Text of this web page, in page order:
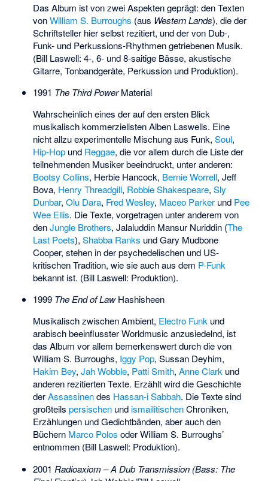
Das Album ist von zwei Aspekten geprägt: den Texten
vonWilliam S. Burroughs (aus Western Lands), die der
Schriftsteller hier selbst rezitiert, und der von Dub-,
Funk- und Perkussions-Rhythmen getriebenen Musik.
(Bill Laswell: 4-, 6- und 8-saitige Bässe, akustische
Gitarre, Tonbandgeräte, Perkussion und Produktion).
1991 The Third PowerMaterial
Wahrscheinlich eines der auf den ersten Blick
musikalisch kommerziellsten Alben Laswells. Eine
nicht allzu experimentelle Mischung aus Funk, Soul,
Hip-Hopund Reggae, die vor allem durch die Liste der
teilnehmenden Musiker beeindruckt, unter anderen:
Bootsy Collins, Herbie Hancock, Bernie Worrell, Jeff
Bova, Henry Threadgill, Robbie Shakespeare, Sly
Dunbar, Olu Dara, Fred Wesley, Maceo Parkerund Pee
Wee Ellis. Die Texte, vorgetragen unter anderem von
denJungle Brothers, Jalaluddin Mansur Nuriddin(The
Last Poets), Shabba Ranks undGary Mudbone
Cooper, stehen in der psychedelischen und US-
kritischen Tradition, wie sie auch aus dem P-Funk
bekannt ist. (Bill Laswell: Produktion).
1999 The End of LawHashisheen
Musikalisch zwischen Ambient, Electro Funkund
arabisch beeinflusster Worldmusic anzusiedelnd, ist
das Album vor allem bemerkenswert durch die von
William S. Burroughs, Iggy Pop, Sussan Deyhim,
Hakim Bey, Jah Wobble, Patti Smith, Anne Clarkund
anderen rezitierten Texte. Erzählt wird die Geschichte
derAssassinendes Hassan-i Sabbah. Die Texte sind
großteils persischenund ismailitischenChroniken,
Erzählungen und Gedichtbänden, aber auch den
Büchern Marco Polos oder William S. Burroughs’
entnommen (Bill Laswell: Produktion).
2001 Radioaxiom – A Dub Transmission (Bass: The